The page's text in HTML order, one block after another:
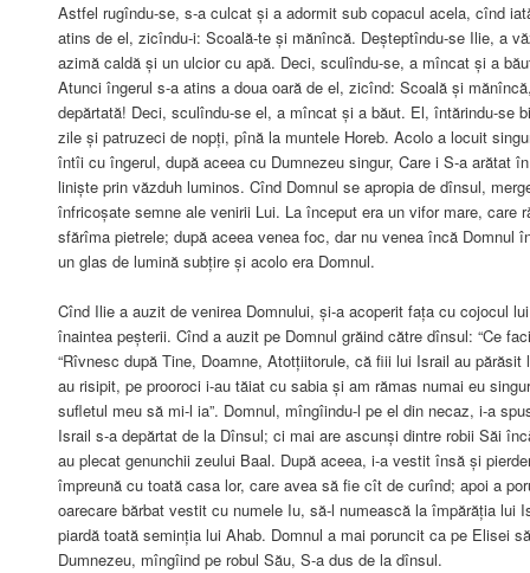
Astfel rugîndu-se, s-a culcat și a adormit sub copacul acela, cînd
atins de el, zicîndu-i: Scoală-te și mănîncă. Deșteptîndu-se Ilie, a
azimă caldă și un ulcior cu apă. Deci, sculîndu-se, a mîncat și a
Atunci îngerul s-a atins a doua oară de el, zicînd: Scoală și
depărtată! Deci, sculîndu-se el, a mîncat și a băut. El, întărindu-se
zile și patruzeci de nopți, pînă la muntele Horeb. Acolo a locuit
întîi cu îngerul, după aceea cu Dumnezeu singur, Care i S-a arătat
liniște prin văzduh luminos. Cînd Domnul se apropia de dînsul,
înfricoșate semne ale venirii Lui. La început era un vifor mare, care
sfărîma pietrele; după aceea venea foc, dar nu venea încă Domnul
un glas de lumină subțire și acolo era Domnul.
Cînd Ilie a auzit de venirea Domnului, și-a acoperit fața cu cojocul
înaintea peșterii. Cînd a auzit pe Domnul grăind către dînsul: “Ce
“Rîvnesc după Tine, Doamne, Atotțiitorule, că fiii lui Israil au părăsit
au risipit, pe prooroci i-au tăiat cu sabia și am rămas numai eu
sufletul meu să mi-l ia”. Domnul, mîngîindu-l pe el din necaz, i-a
Israil s-a depărtat de la Dînsul; ci mai are ascunși dintre robii Săi
au plecat genunchii zeului Baal. După aceea, i-a vestit însă și
împreună cu toată casa lor, care avea să fie cît de curînd; apoi a
oarecare bărbat vestit cu numele Iu, să-l numească la împărăția lui
piardă toată seminția lui Ahab. Domnul a mai poruncit ca pe Elisei
Dumnezeu, mîngîind pe robul Său, S-a dus de la dînsul.